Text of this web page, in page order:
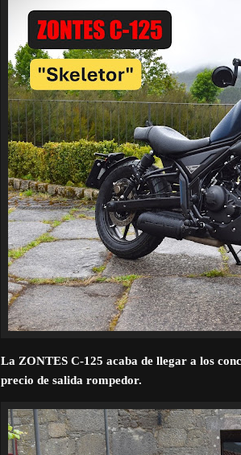
La ZONTES C-125 acaba de llegar a los
precio de salida rompedor.